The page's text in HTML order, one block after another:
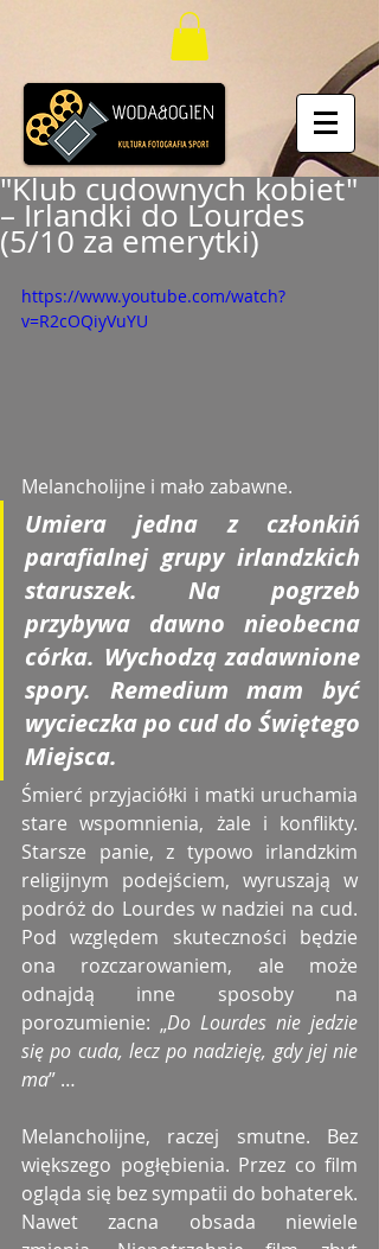
"Klub cudownych kobiet"
– Irlandki do Lourdes
(5/10 za emerytki)
https://www.youtube.com/watch?
v=R2cOQiyVuYU
Melancholijne i mało zabawne.
Umiera jedna z członkiń
parafialnej grupy irlandzkich
staruszek. Na pogrzeb
przybywa dawno nieobecna
córka. Wychodzą zadawnione
spory. Remedium mam być
wycieczka po cud do Świętego
Miejsca.
Śmierć przyjaciółki i matki uruchamia
stare wspomnienia, żale i konflikty.
Starsze panie, z typowo irlandzkim
religijnym podejściem, wyruszają w
podróż do Lourdes w nadziei na cud.
Pod względem skuteczności będzie
ona rozczarowaniem, ale może
odnajdą inne sposoby na
porozumienie: „Do Lourdes nie jedzie
się po cuda, lecz po nadzieję, gdy jej nie
ma” …
Melancholijne, raczej smutne. Bez
większego pogłębienia. Przez co film
ogląda się bez sympatii do bohaterek.
Nawet zacna obsada niewiele